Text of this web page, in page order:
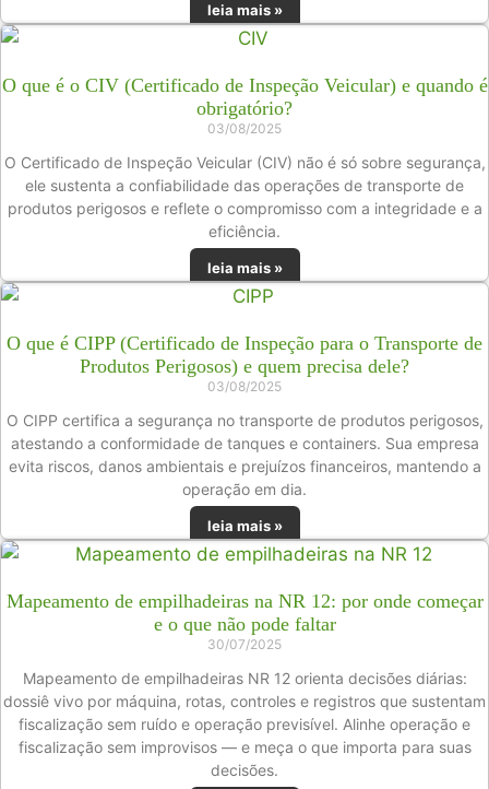
leia mais »
O que é o CIV (Certificado de Inspeção Veicular) e quando é
obrigatório?
03/08/2025
O Certificado de Inspeção Veicular (CIV) não é só sobre segurança,
ele sustenta a confiabilidade das operações de transporte de
produtos perigosos e reflete o compromisso com a integridade e a
eficiência.
leia mais »
O que é CIPP (Certificado de Inspeção para o Transporte de
Produtos Perigosos) e quem precisa dele?
03/08/2025
O CIPP certifica a segurança no transporte de produtos perigosos,
atestando a conformidade de tanques e containers. Sua empresa
evita riscos, danos ambientais e prejuízos financeiros, mantendo a
operação em dia.
leia mais »
Mapeamento de empilhadeiras na NR 12: por onde começar
e o que não pode faltar
30/07/2025
Mapeamento de empilhadeiras NR 12 orienta decisões diárias:
dossiê vivo por máquina, rotas, controles e registros que sustentam
fiscalização sem ruído e operação previsível. Alinhe operação e
fiscalização sem improvisos — e meça o que importa para suas
decisões.